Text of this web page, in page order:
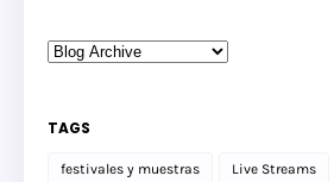
TAGS
festivales y muestras Live Streams